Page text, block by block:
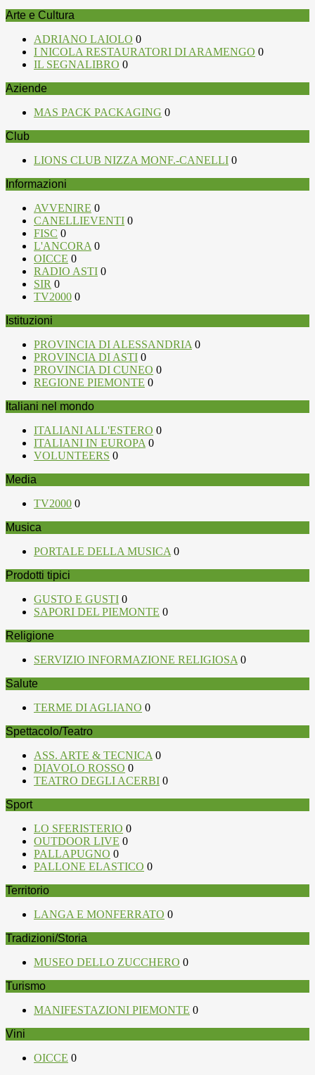
Arte e Cultura
ADRIANO LAIOLO 0
I NICOLA RESTAURATORI DI ARAMENGO 0
IL SEGNALIBRO 0
Aziende
MAS PACK PACKAGING 0
Club
LIONS CLUB NIZZA MONF.-CANELLI 0
Informazioni
AVVENIRE 0
CANELLIEVENTI 0
FISC 0
L'ANCORA 0
OICCE 0
RADIO ASTI 0
SIR 0
TV2000 0
Istituzioni
PROVINCIA DI ALESSANDRIA 0
PROVINCIA DI ASTI 0
PROVINCIA DI CUNEO 0
REGIONE PIEMONTE 0
Italiani nel mondo
ITALIANI ALL'ESTERO 0
ITALIANI IN EUROPA 0
VOLUNTEERS 0
Media
TV2000 0
Musica
PORTALE DELLA MUSICA 0
Prodotti tipici
GUSTO E GUSTI 0
SAPORI DEL PIEMONTE 0
Religione
SERVIZIO INFORMAZIONE RELIGIOSA 0
Salute
TERME DI AGLIANO 0
Spettacolo/Teatro
ASS. ARTE & TECNICA 0
DIAVOLO ROSSO 0
TEATRO DEGLI ACERBI 0
Sport
LO SFERISTERIO 0
OUTDOOR LIVE 0
PALLAPUGNO 0
PALLONE ELASTICO 0
Territorio
LANGA E MONFERRATO 0
Tradizioni/Storia
MUSEO DELLO ZUCCHERO 0
Turismo
MANIFESTAZIONI PIEMONTE 0
Vini
OICCE 0